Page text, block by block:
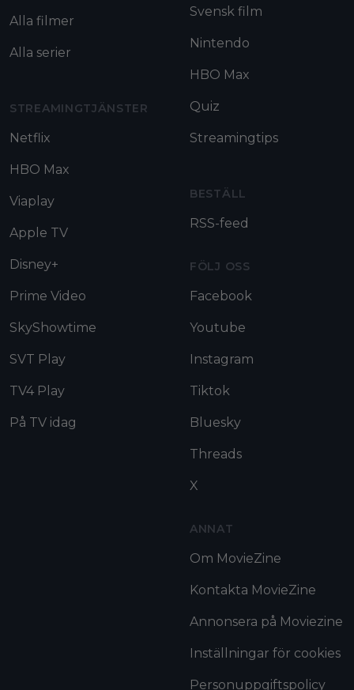
Alla filmer
Alla serier
STREAMINGTJÄNSTER
Netflix
HBO Max
Viaplay
Apple TV
Disney+
Prime Video
SkyShowtime
SVT Play
TV4 Play
På TV idag
Svensk film
Nintendo
HBO Max
Quiz
Streamingtips
BESTÄLL
RSS-feed
FÖLJ OSS
Facebook
Youtube
Instagram
Tiktok
Bluesky
Threads
X
ANNAT
Om MovieZine
Kontakta MovieZine
Annonsera på Moviezine
Inställningar för cookies
Personuppgiftspolicy